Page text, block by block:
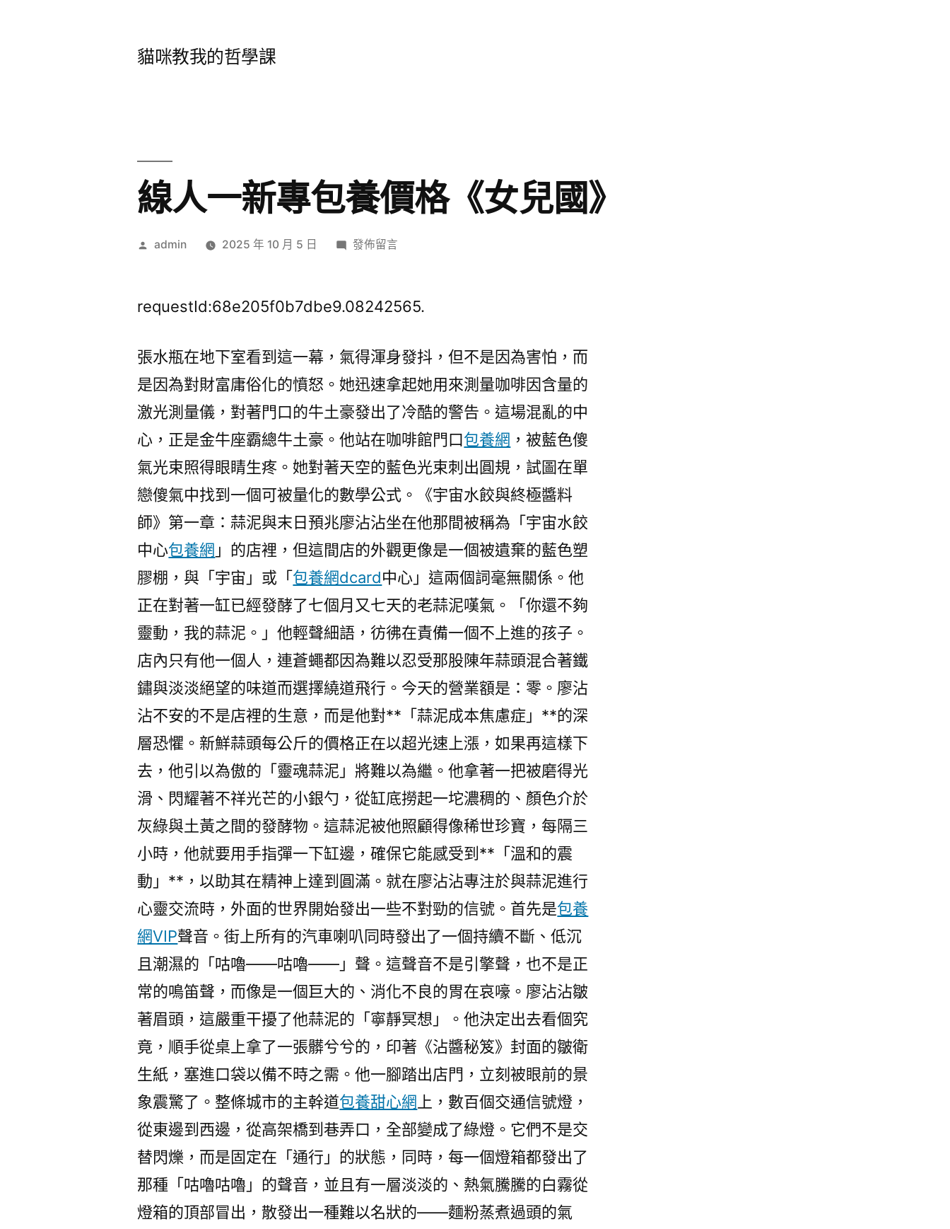
貓咪教我的哲學課
線人一新專包養價格《女兒國》
作
admin 2025 年 10 月 5 日
在
一
包
養
價
格
《女
兒
發佈留言
requestId:68e205f0b7dbe9.08242565.
張水瓶在地下室看到這一幕，氣得渾身發抖，但不是因為害怕，而
是因為對財富庸俗化的憤怒。她迅速拿起她用來測量咖啡因含量的
激光測量儀，對著門口的牛土豪發出了冷酷的警告。這場混亂的中
心，正是金牛座霸總牛土豪。他站在咖啡館門口包養網 ，被藍色傻
氣光束照得眼睛生疼。她對著天空的藍色光束刺出圓規，試圖在單
戀傻氣中找到一個可被量化的數學公式。《宇宙水餃與終極醬料
師》第一章：蒜泥與末日預兆廖沾沾坐在他那間被稱為「宇宙水餃
中心包養網 」的店裡，但這間店的外觀更像是一個被遺棄的藍色塑
膠棚，與「宇宙」或「包養網dcard中心」這兩個詞毫無關係。他
正在對著一缸已經發酵了七個月又七天的老蒜泥嘆氣。「你還不夠
靈動，我的蒜泥。」他輕聲細語，彷彿在責備一個不上進的孩子。
店內只有他一個人，連蒼蠅都因為難以忍受那股陳年蒜頭混合著鐵
鏽與淡淡絕望的味道而選擇繞道飛行。今天的營業額是：零。廖沾
沾不安的不是店裡的生意，而是他對**「蒜泥成本焦慮症」**的深
層恐懼。新鮮蒜頭每公斤的價格正在以超光速上漲，如果再這樣下
去，他引以為傲的「靈魂蒜泥」將難以為繼。他拿著一把被磨得光
滑、閃耀著不祥光芒的小銀勺，從缸底撈起一坨濃稠的、顏色介於
灰綠與土黃之間的發酵物。這蒜泥被他照顧得像稀世珍寶，每隔三
小時，他就要用手指彈一下缸邊，確保它能感受到**「溫和的震
動」**，以助其在精神上達到圓滿。就在廖沾沾專注於與蒜泥進行
心靈交流時，外面的世界開始發出一些不對勁的信號。首先是包養
網VIP聲音。街上所有的汽車喇叭同時發出了一個持續不斷、低沉
且潮濕的「咕嚕——咕嚕——」聲。這聲音不是引擎聲，也不是正
常的鳴笛聲，而像是一個巨大的、消化不良的胃在哀嚎。廖沾沾皺
著眉頭，這嚴重干擾了他蒜泥的「寧靜冥想」。他決定出去看個究
竟，順手從桌上拿了一張髒兮兮的，印著《沾醬秘笈》封面的皺衛
生紙，塞進口袋以備不時之需。他一腳踏出店門，立刻被眼前的景
象震驚了。整條城市的主幹道包養甜心網 上，數百個交通信號燈，
從東邊到西邊，從高架橋到巷弄口，全部變成了綠燈。它們不是交
替閃爍，而是固定在「通行」的狀態，同時，每一個燈箱都發出了
那種「咕嚕咕嚕」的聲音，並且有一層淡淡的、熱氣騰騰的白霧從
燈箱的頂部冒出，散發出一種難以名狀的——麵粉蒸煮過頭的氣